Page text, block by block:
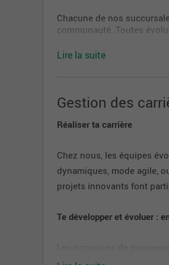
Chacune de nos
communauté. Toutes
Nos centres d'appels
des rôles spécialisés.
technologique.
Rendez-vous à Montréal, à
être WELL, nos locaux
dynamiques de travail
Développé en prévoyant le
Lire la suite
Gestion des
Réaliser ta carrière
Chez nous, les équipes
dynamiques, mode agile,
projets innovants font
Te développer et évoluer :